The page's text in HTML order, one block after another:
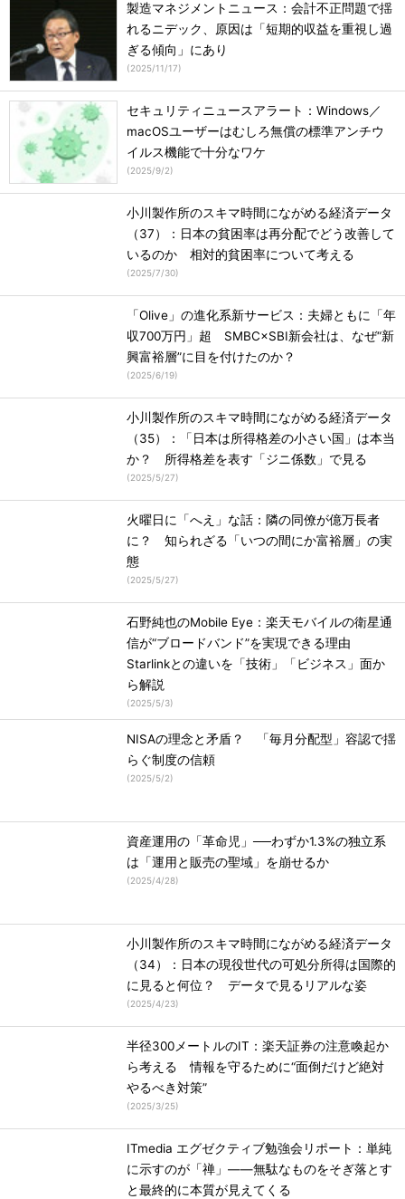
製造マネジメントニュース：会計不正問題で揺
れるニデック、原因は「短期的収益を重視し過
ぎる傾向」にあり
(2025/11/17)
セキュリティニュースアラート：Windows／
macOSユーザーはむしろ無償の標準アンチウ
イルス機能で十分なワケ
(2025/9/2)
小川製作所のスキマ時間にながめる経済データ
（37）：日本の貧困率は再分配でどう改善して
いるのか 相対的貧困率について考える
(2025/7/30)
「Olive」の進化系新サービス：夫婦ともに「年
収700万円」超 SMBC×SBI新会社は、なぜ“新
興富裕層”に目を付けたのか？
(2025/6/19)
小川製作所のスキマ時間にながめる経済データ
（35）：「日本は所得格差の小さい国」は本当
か？ 所得格差を表す「ジニ係数」で見る
(2025/5/27)
火曜日に「へえ」な話：隣の同僚が億万長者
に？ 知られざる「いつの間にか富裕層」の実
態
(2025/5/27)
石野純也のMobile Eye：楽天モバイルの衛星通
信が“ブロードバンド”を実現できる理由
Starlinkとの違いを「技術」「ビジネス」面か
ら解説
(2025/5/3)
NISAの理念と矛盾？ 「毎月分配型」容認で揺
らぐ制度の信頼
(2025/5/2)
資産運用の「革命児」──わずか1.3%の独立系
は「運用と販売の聖域」を崩せるか
(2025/4/28)
小川製作所のスキマ時間にながめる経済データ
（34）：日本の現役世代の可処分所得は国際的
に見ると何位？ データで見るリアルな姿
(2025/4/23)
半径300メートルのIT：楽天証券の注意喚起か
ら考える 情報を守るために“面倒だけど絶対
やるべき対策”
(2025/3/25)
ITmedia エグゼクティブ勉強会リポート：単純
に示すのが「禅」――無駄なものをそぎ落とす
と最終的に本質が見えてくる